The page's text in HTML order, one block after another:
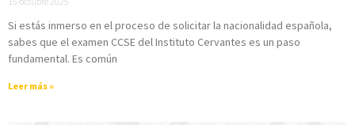
Si estás inmerso en el proceso de solicitar la nacionalidad española,
sabes que el examen CCSE del Instituto Cervantes es un paso
fundamental. Es común
Leer más »